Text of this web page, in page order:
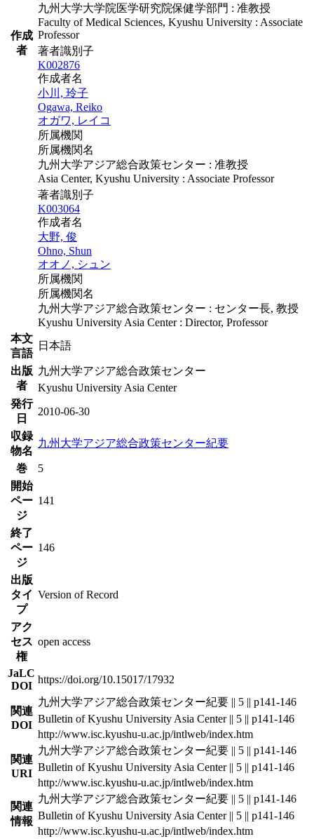
作成
者
九州大学大学院医学研究院保健学部門 : 准教授
Faculty of Medical Sciences, Kyushu University : Associate
Professor
著者識別子
K002876
作成者名
小川, 玲子
Ogawa, Reiko
オガワ, レイコ
所属機関
所属機関名
九州大学アジア総合政策センター : 准教授
Asia Center, Kyushu University : Associate Professor
著者識別子
K003064
作成者名
大野, 俊
Ohno, Shun
オオノ, シュン
所属機関
所属機関名
九州大学アジア総合政策センター : センター長, 教授
Kyushu University Asia Center : Director, Professor
本文
言語
日本語
出版
者
九州大学アジア総合政策センター
Kyushu University Asia Center
発行
日
2010-06-30
収録
物名
九州大学アジア総合政策センター紀要
巻
5
開始
ペー
ジ
141
終了
ペー
ジ
146
出版
タイ
プ
Version of Record
アク
セス
権
open access
JaLC
DOI
https://doi.org/10.15017/17932
関連
DOI
九州大学アジア総合政策センター紀要 || 5 || p141-146
Bulletin of Kyushu University Asia Center || 5 || p141-146
http://www.isc.kyushu-u.ac.jp/intlweb/index.htm
関連
URI
九州大学アジア総合政策センター紀要 || 5 || p141-146
Bulletin of Kyushu University Asia Center || 5 || p141-146
http://www.isc.kyushu-u.ac.jp/intlweb/index.htm
関連
情報
九州大学アジア総合政策センター紀要 || 5 || p141-146
Bulletin of Kyushu University Asia Center || 5 || p141-146
http://www.isc.kyushu-u.ac.jp/intlweb/index.htm